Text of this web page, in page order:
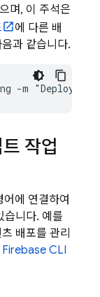
며, 이 주석은
에 다른 배
과 같습니다.
-m "Deploying
작업
어에 연결하여
습니다. 예를
배포를 관리
Firebase CLI